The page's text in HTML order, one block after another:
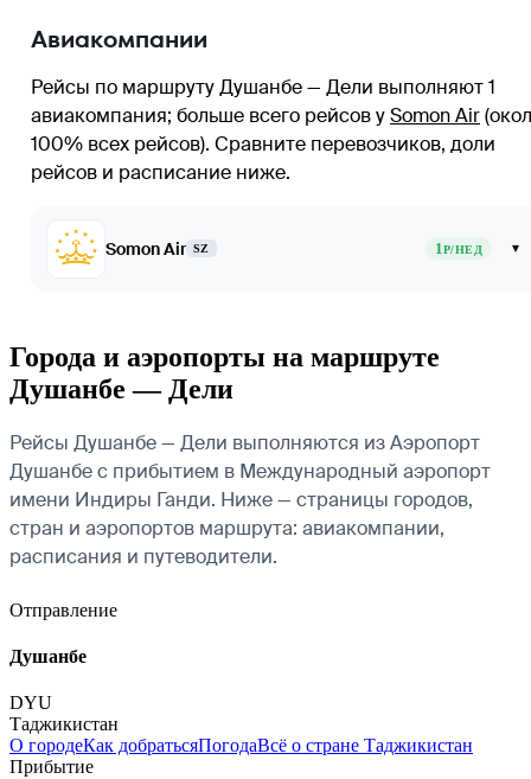
Авиакомпании
Рейсы по маршруту Душанбе — Дели выполняют 1
авиакомпания; больше всего рейсов уSomon Air
100% всех рейсов). Сравните перевозчиков, доли
рейсов и расписание ниже.
Somon Air SZ 1Р/НЕД ▾
Города и аэропорты на маршруте
Душанбе — Дели
Рейсы Душанбе — Дели выполняются из Аэропорт
Душанбе с прибытием в Международный аэропорт
имени Индиры Ганди. Ниже — страницы городов,
стран и аэропортов маршрута: авиакомпании,
расписания и путеводители.
Отправление
Душанбе
DYU
Таджикистан
О городеКак добратьсяПогодаВсё о стране Таджикистан
Прибытие